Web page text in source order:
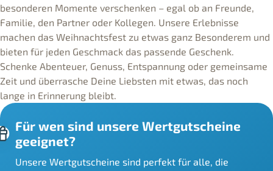
besonderen Momente verschenken – egal ob an Freunde,
Familie, den Partner oder Kollegen. Unsere Erlebnisse
machen das Weihnachtsfest zu etwas ganz Besonderem und
bieten für jeden Geschmack das passende Geschenk.
Schenke Abenteuer, Genuss, Entspannung oder gemeinsame
Zeit und überrasche Deine Liebsten mit etwas, das noch
lange in Erinnerung bleibt.
Für wen sind unsere Wertgutscheine
geeignet?
Unsere Wertgutscheine sind perfekt für alle, die